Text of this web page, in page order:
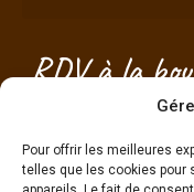
Pour offrir les meilleures
telles que les cookies pour
RDV à la
Saint-